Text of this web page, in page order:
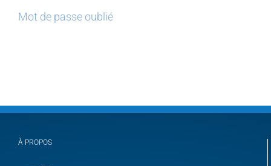
Mot de passe oublié
À PROPOS